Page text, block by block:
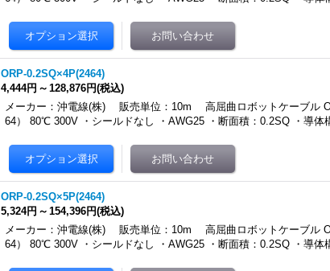
ORP-0.2SQ×4P(2464)
4,444円 ～ 128,876円(税込)
メーカー：沖電線(株) 販売単位：10m 高屈曲ロボットケーブル
64） 80℃ 300V ・シールドなし ・AWG25 ・断面積：0.2SQ ・導体
ORP-0.2SQ×5P(2464)
5,324円 ～ 154,396円(税込)
メーカー：沖電線(株) 販売単位：10m 高屈曲ロボットケーブル
64） 80℃ 300V ・シールドなし ・AWG25 ・断面積：0.2SQ ・導体